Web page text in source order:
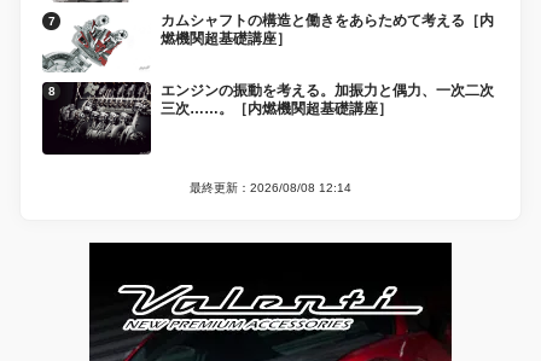
カムシャフトの構造と働きをあらためて考える［内
燃機関超基礎講座］
エンジンの振動を考える。加振力と偶力、一次二次
三次……。［内燃機関超基礎講座］
最終更新：2026/08/08 12:14